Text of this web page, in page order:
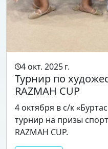
4 окт. 2025 г.
Турнир по
RAZMAH CUP
4 октября в с/к
турнир на призы
RAZMAH CUP.